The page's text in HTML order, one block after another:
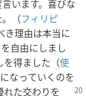
います。喜びな
（フィリピ
き理由は本当に
自由にしまし
を得ました（使
なっていくのを
れた交わりを